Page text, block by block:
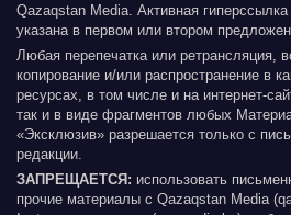
Qazaqstan Media. Активная
указана в первом или втором
Любая перепечатка или ретрансляция,
копирование и/или распространение в
ресурсах, в том числе и на интернет-
так и в виде фрагментов любых
«Эксклюзив» разрешается только с
редакции.
ЗАПРЕЩАЕТСЯ: использовать
прочие материалы с Qazaqstan Media